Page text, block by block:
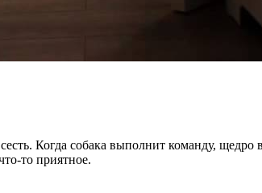
Когда собака выполнит команду, щедро
то приятное.